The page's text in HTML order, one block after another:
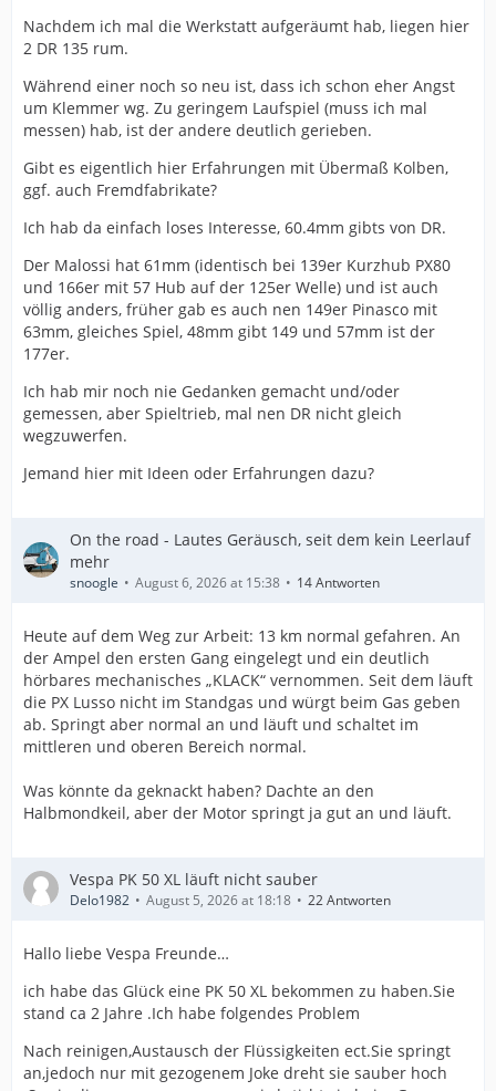
Nachdem ich mal die Werkstatt aufgeräumt hab, liegen hier
2 DR 135 rum.
Während einer noch so neu ist, dass ich schon eher Angst
um Klemmer wg. Zu geringem Laufspiel (muss ich mal
messen) hab, ist der andere deutlich gerieben.
Gibt es eigentlich hier Erfahrungen mit Übermaß Kolben,
ggf. auch Fremdfabrikate?
Ich hab da einfach loses Interesse, 60.4mm gibts von DR.
Der Malossi hat 61mm (identisch bei 139er Kurzhub PX80
und 166er mit 57 Hub auf der 125er Welle) und ist auch
völlig anders, früher gab es auch nen 149er Pinasco mit
63mm, gleiches Spiel, 48mm gibt 149 und 57mm ist der
177er.
Ich hab mir noch nie Gedanken gemacht und/oder
gemessen, aber Spieltrieb, mal nen DR nicht gleich
wegzuwerfen.
Jemand hier mit Ideen oder Erfahrungen dazu?
On the road - Lautes Geräusch, seit dem kein Leerlauf
mehr
snoogle August 6, 2026 at 15:38 14 Antworten
Heute auf dem Weg zur Arbeit: 13 km normal gefahren. An
der Ampel den ersten Gang eingelegt und ein deutlich
hörbares mechanisches „KLACK“ vernommen. Seit dem läuft
die PX Lusso nicht im Standgas und würgt beim Gas geben
ab. Springt aber normal an und läuft und schaltet im
mittleren und oberen Bereich normal.
Was könnte da geknackt haben? Dachte an den
Halbmondkeil, aber der Motor springt ja gut an und läuft.
Vespa PK 50 XL läuft nicht sauber
Delo1982 August 5, 2026 at 18:18 22 Antworten
Hallo liebe Vespa Freunde…
ich habe das Glück eine PK 50 XL bekommen zu haben.Sie
stand ca 2 Jahre .Ich habe folgendes Problem
Nach reinigen,Austausch der Flüssigkeiten ect.Sie springt
an,jedoch nur mit gezogenem Joke dreht sie sauber hoch